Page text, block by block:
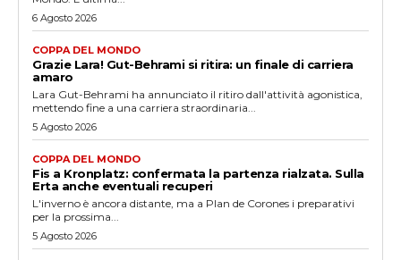
6 Agosto 2026
COPPA DEL MONDO
Grazie Lara! Gut-Behrami si ritira: un finale di carriera
amaro
Lara Gut-Behrami ha annunciato il ritiro dall'attività agonistica,
mettendo fine a una carriera straordinaria...
5 Agosto 2026
COPPA DEL MONDO
Fis a Kronplatz: confermata la partenza rialzata. Sulla
Erta anche eventuali recuperi
L'inverno è ancora distante, ma a Plan de Corones i preparativi
per la prossima...
5 Agosto 2026